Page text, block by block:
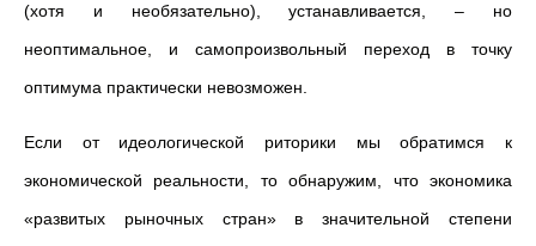
(хотя и необязательно), устанавливается, – но
неоптимальное, и самопроизвольный переход в точку
оптимума практически невозможен.
Если от идеологической риторики мы обратимся к
экономической реальности, то обнаружим, что экономика
«развитых рыночных стран» в значительной степени